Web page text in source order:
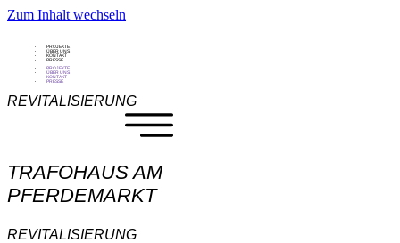
Zum Inhalt wechseln
PROJEKTE
ÜBER UNS
KONTAKT
PRESSE
PROJEKTE
ÜBER UNS
KONTAKT
PRESSE
REVITALISIERUNG
TRAFOHAUS AM
PFERDEMARKT
REVITALISIERUNG